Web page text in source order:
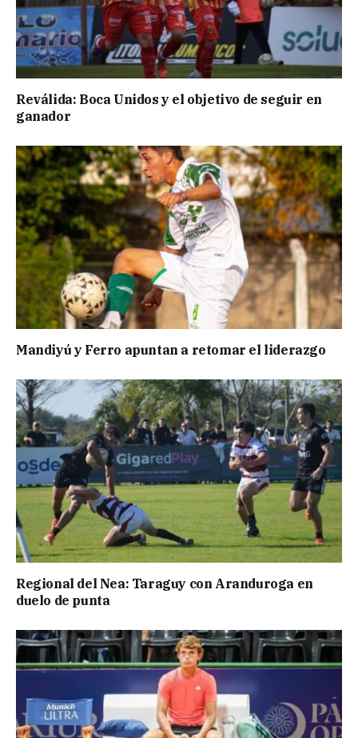
Reválida: Boca Unidos y el objetivo de seguir en
ganador
Mandiyú y Ferro apuntan a retomar el liderazgo
Regional del Nea: Taraguy con Aranduroga en
duelo de punta